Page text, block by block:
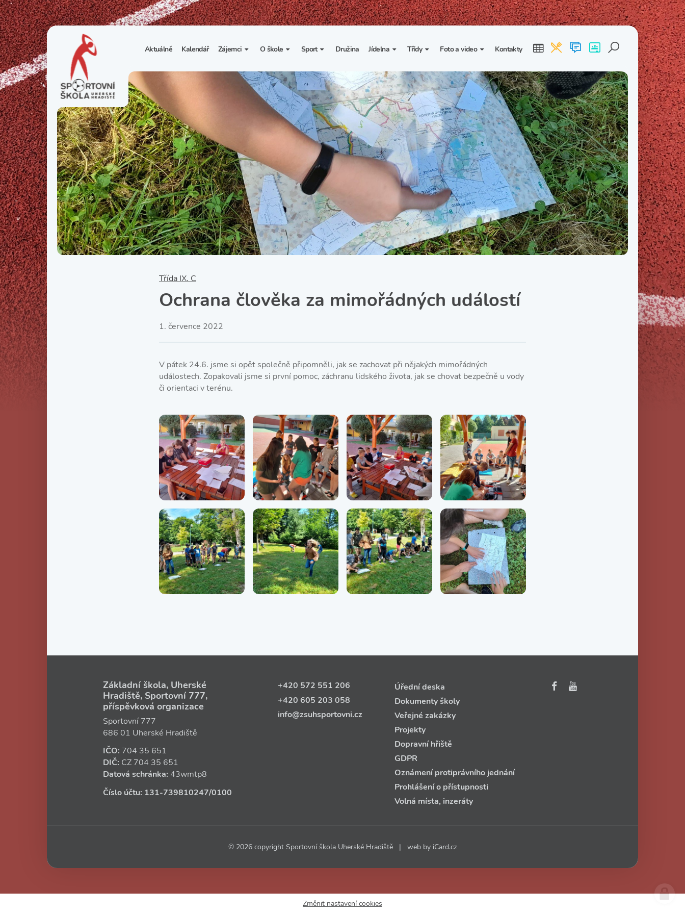
Aktuálně Kalendář Zájemci
1. třída
Sportovní třídy
Nesportovní třídy
O škole
Základní informace
Organizace školního roku
Výuka a učební plán
Zájmové kroužky
Školní poradenské
pracoviště
Školní psycholožka
Školská rada
SRPŠ – Spolek rodičů a
přátel školy
Sport
Lyžařské kurzy
Rekordy školy v tělesné
výchově
Spolupráce se sportovními
kluby
Školní sportovní klub
Tělesná výchova a sport
Družina Jídelna
Základní informace
Vnitřní řád školní jídelny
Třídy
Třída I. A Třída I. B Třída I. C
Třída II. A Třída II. B Třída II. C
Třída III. A Třída III. B Třída III. C
Třída IV. A Třída IV. B Třída IV. C
Třída V. A Třída V. B Třída V. C
Třída VI. A Třída VI. B Třída VI. C
Třída VII. A Třída VII. B Třída VII. C
Třída VIII. A Třída VIII. B Třída VIII. C
Třída IX. A Třída IX. B Třída IX. C
Foto a video
Fotogalerie
Videa
Kontakty
Třída IX. C
Ochrana člověka za mimořádných událostí
1. července 2022
V pátek 24.6. jsme si opět společně připomněli, jak se zachovat při nějakých mimořádných
událostech. Zopakovali jsme si první pomoc, záchranu lidského života, jak se chovat bezpečně u vody
či orientaci v terénu.
Základní škola, Uherské
Hradiště, Sportovní 777,
příspěvková organizace
Sportovní 777
686 01 Uherské Hradiště
IČO: 704 35 651
DIČ: CZ 704 35 651
Datová schránka: 43wmtp8
Číslo účtu: 131‑739810247/0100
+420 572 551 206
+420 605 203 058
info@zsuhsportovni.cz
Úřední deska
Dokumenty školy
Veřejné zakázky
Projekty
Dopravní hřiště
GDPR
Oznámení protiprávního jednání
Prohlášení o přístupnosti
Volná místa, inzeráty
© 2026 copyright Sportovní škola Uherské Hradiště | web by iCard.cz
Změnit nastavení cookies